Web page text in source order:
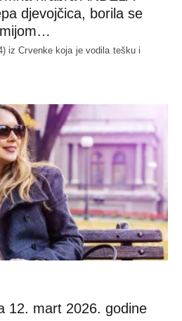
djevojčica, borila se
iz Crvenke koja je vodila tešku i
12. mart 2026. godine